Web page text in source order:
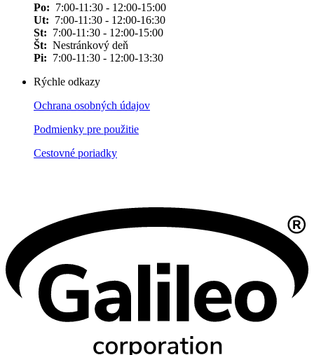
Po: 7:00-11:30 - 12:00-15:00
Ut: 7:00-11:30 - 12:00-16:30
St: 7:00-11:30 - 12:00-15:00
Št: Nestránkový deň
Pi: 7:00-11:30 - 12:00-13:30
Rýchle odkazy
Ochrana osobných údajov
Podmienky pre použitie
Cestovné poriadky